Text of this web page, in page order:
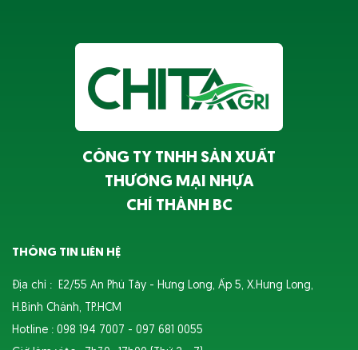
CÔNG TY TNHH SẢN XUẤT
THƯƠNG MẠI NHỰA
CHÍ THÀNH BC
THÔNG TIN LIÊN HỆ
Địa chỉ : E2/55 An Phú Tây - Hưng Long, Ấp 5, X.Hưng Long,
H.Bình Chánh, TP.HCM
Hotline : 098 194 7007 - 097 681 0055